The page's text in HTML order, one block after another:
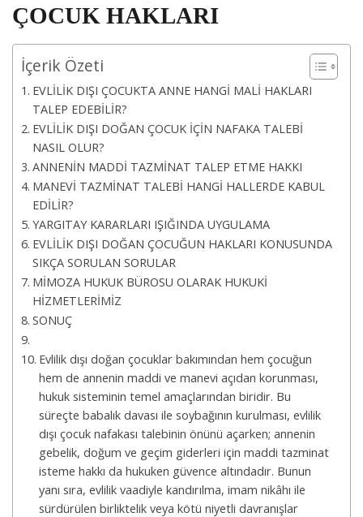
ÇOCUK HAKLARI
İçerik Özeti
EVLİLİK DIŞI ÇOCUKTA ANNE HANGİ MALİ HAKLARI
TALEP EDEBİLİR?
EVLİLİK DIŞI DOĞAN ÇOCUK İÇİN NAFAKA TALEBİ
NASIL OLUR?
ANNENİN MADDİ TAZMİNAT TALEP ETME HAKKI
MANEVİ TAZMİNAT TALEBİ HANGİ HALLERDE KABUL
EDİLİR?
YARGITAY KARARLARI IŞIĞINDA UYGULAMA
EVLİLİK DIŞI DOĞAN ÇOCUĞUN HAKLARI KONUSUNDA
SIKÇA SORULAN SORULAR
MİMOZA HUKUK BÜROSU OLARAK HUKUKİ
HİZMETLERİMİZ
SONUÇ
Evlilik dışı doğan çocuklar bakımından hem çocuğun
hem de annenin maddi ve manevi açıdan korunması,
hukuk sisteminin temel amaçlarından biridir. Bu
süreçte babalık davası ile soybağının kurulması, evlilik
dışı çocuk nafakası talebinin önünü açarken; annenin
gebelik, doğum ve geçim giderleri için maddi tazminat
isteme hakkı da hukuken güvence altındadır. Bunun
yanı sıra, evlilik vaadiyle kandırılma, imam nikâhı ile
sürdürülen birliktelik veya kötü niyetli davranışlar